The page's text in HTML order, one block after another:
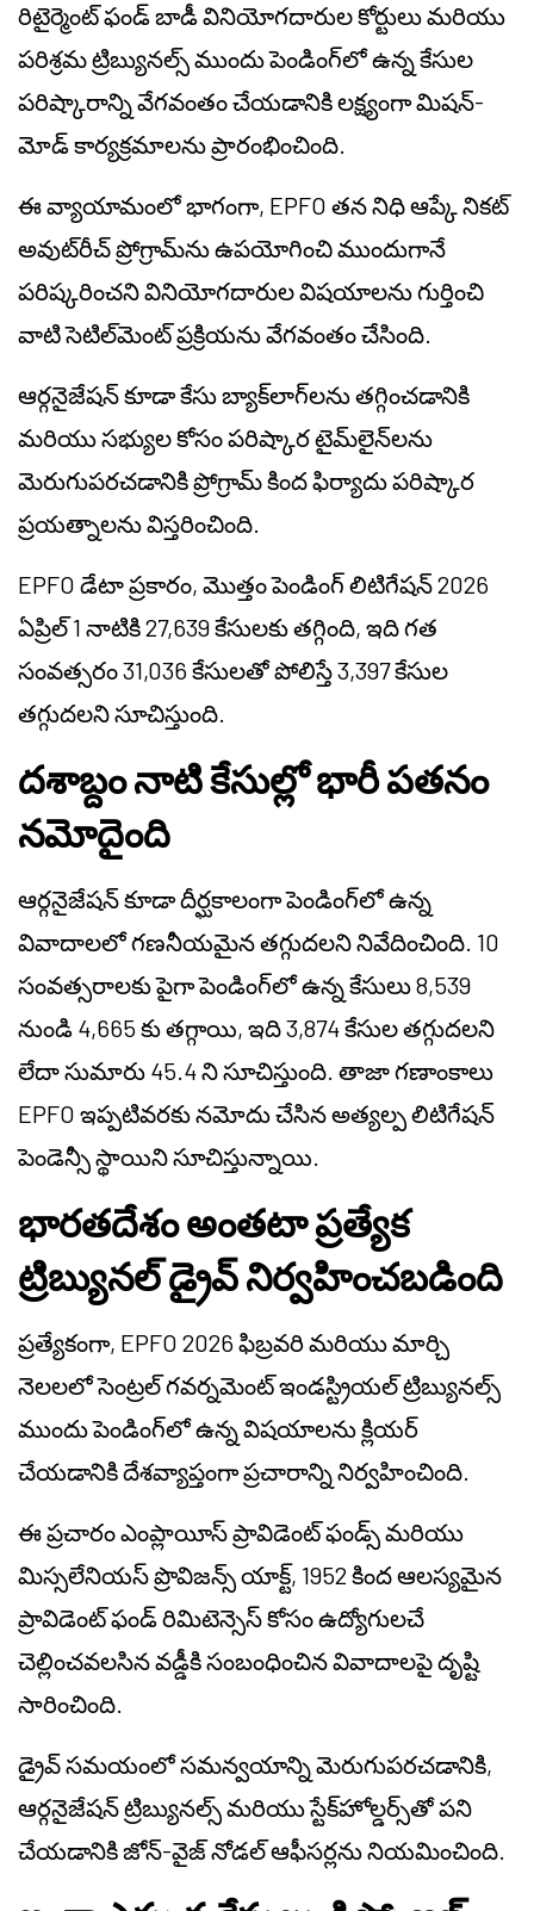
రిటైర్మెంట్ ఫండ్ బాడీ వినియోగదారుల కోర్టులు మరియు
పరిశ్రమ ట్రిబ్యునల్స్ ముందు పెండింగ్‌లో ఉన్న కేసుల
పరిష్కారాన్ని వేగవంతం చేయడానికి లక్ష్యంగా మిషన్-
మోడ్ కార్యక్రమాలను ప్రారంభించింది.
ఈ వ్యాయామంలో భాగంగా, EPFO తన నిధి ఆప్కే నికట్
అవుట్‌రీచ్ ప్రోగ్రామ్‌ను ఉపయోగించి ముందుగానే
పరిష్కరించని వినియోగదారుల విషయాలను గుర్తించి
వాటి సెటిల్‌మెంట్ ప్రక్రియను వేగవంతం చేసింది.
ఆర్గనైజేషన్ కూడా కేసు బ్యాక్‌లాగ్‌లను తగ్గించడానికి
మరియు సభ్యుల కోసం పరిష్కార టైమ్‌లైన్‌లను
మెరుగుపరచడానికి ప్రోగ్రామ్ కింద ఫిర్యాదు పరిష్కార
ప్రయత్నాలను విస్తరించింది.
EPFO డేటా ప్రకారం, మొత్తం పెండింగ్ లిటిగేషన్ 2026
ఏప్రిల్ 1 నాటికి 27,639 కేసులకు తగ్గింది, ఇది గత
సంవత్సరం 31,036 కేసులతో పోలిస్తే 3,397 కేసుల
తగ్గుదలని సూచిస్తుంది.
దశాబ్దం నాటి కేసుల్లో భారీ పతనం
నమోదైంది
ఆర్గనైజేషన్ కూడా దీర్ఘకాలంగా పెండింగ్‌లో ఉన్న
వివాదాలలో గణనీయమైన తగ్గుదలని నివేదించింది. 10
సంవత్సరాలకు పైగా పెండింగ్‌లో ఉన్న కేసులు 8,539
నుండి 4,665 కు తగ్గాయి, ఇది 3,874 కేసుల తగ్గుదలని
లేదా సుమారు 45.4 ని సూచిస్తుంది. తాజా గణాంకాలు
EPFO ఇప్పటివరకు నమోదు చేసిన అత్యల్ప లిటిగేషన్
పెండెన్సీ స్థాయిని సూచిస్తున్నాయి.
భారతదేశం అంతటా ప్రత్యేక
ట్రిబ్యునల్ డ్రైవ్ నిర్వహించబడింది
ప్రత్యేకంగా, EPFO 2026 ఫిబ్రవరి మరియు మార్చి
నెలలలో సెంట్రల్ గవర్నమెంట్ ఇండస్ట్రియల్ ట్రిబ్యునల్స్
ముందు పెండింగ్‌లో ఉన్న విషయాలను క్లియర్
చేయడానికి దేశవ్యాప్తంగా ప్రచారాన్ని నిర్వహించింది.
ఈ ప్రచారం ఎంప్లాయీస్ ప్రావిడెంట్ ఫండ్స్ మరియు
మిస్సలేనియస్ ప్రొవిజన్స్ యాక్ట్, 1952 కింద ఆలస్యమైన
ప్రావిడెంట్ ఫండ్ రిమిటెన్సెస్ కోసం ఉద్యోగులచే
చెల్లించవలసిన వడ్డీకి సంబంధించిన వివాదాలపై దృష్టి
సారించింది.
డ్రైవ్ సమయంలో సమన్వయాన్ని మెరుగుపరచడానికి,
ఆర్గనైజేషన్ ట్రిబ్యునల్స్ మరియు స్టేక్‌హోల్డర్స్‌తో పని
చేయడానికి జోన్-వైజ్ నోడల్ ఆఫీసర్లను నియమించింది.